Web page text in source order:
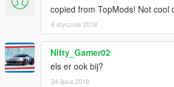
copied from TopMods! Not cool
6 stycznia 2018
Nifty_Gamer02
els er ook bij?
24 lipca 2018